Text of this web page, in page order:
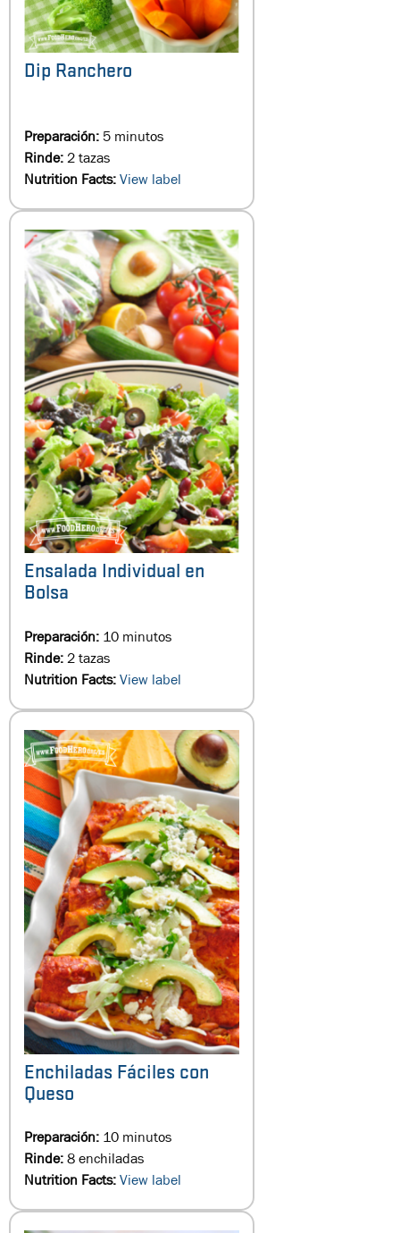
Dip Ranchero
Preparación:5 minutos
Rinde:2 tazas
Nutrition Facts:View label
Ensalada Individual en
Bolsa
Preparación: 10 minutos
Rinde:2 tazas
Nutrition Facts:View label
Enchiladas Fáciles con
Queso
Preparación: 10 minutos
Rinde:8 enchiladas
Nutrition Facts:View label